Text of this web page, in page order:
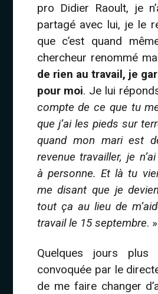
pro Didier Raoult, je
partagé avec lui, je le
que c’est quand
chercheur renommé
de rien au travail, je
pour moi. Je lui
compte de ce que tu
que j’ai les pieds sur
quand mon mari est
revenue travailler, je
à personne. Et là tu
me disant que je
tout ça au lieu de
travail le 15 septembre. »
Quelques jours
convoquée par le
de me faire changer